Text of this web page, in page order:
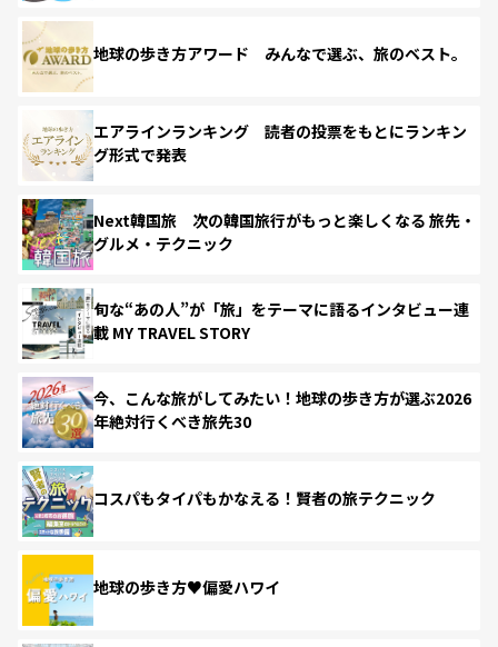
地球の歩き方アワード みんなで選ぶ、旅のベスト。
エアラインランキング 読者の投票をもとにランキン
グ形式で発表
Next韓国旅 次の韓国旅行がもっと楽しくなる 旅先・
グルメ・テクニック
旬な“あの人”が「旅」をテーマに語るインタビュー連
載 MY TRAVEL STORY
今、こんな旅がしてみたい！地球の歩き方が選ぶ2026
年絶対行くべき旅先30
コスパもタイパもかなえる！賢者の旅テクニック
地球の歩き方♥偏愛ハワイ